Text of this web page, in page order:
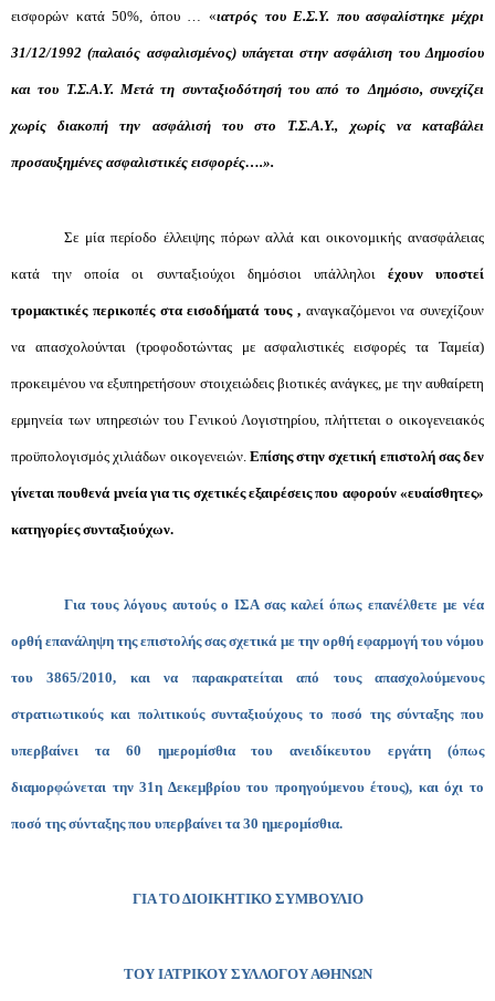
εισφορών κατά 50%, όπου … «ιατρός του Ε.Σ.Υ. που ασφαλίστηκε μέχρι
31/12/1992 (παλαιός ασφαλισμένος) υπάγεται στην ασφάλιση του Δημοσίου
και του Τ.Σ.Α.Υ. Μετά τη συνταξιοδότησή του από το Δημόσιο, συνεχίζει
χωρίς διακοπή την ασφάλισή του στο Τ.Σ.Α.Υ., χωρίς να καταβάλει
προσαυξημένες ασφαλιστικές εισφορές….».
Σε μία περίοδο έλλειψης πόρων αλλά και οικονομικής ανασφάλειας
κατά την οποία οι συνταξιούχοι δημόσιοι υπάλληλοι έχουν υποστεί
τρομακτικές περικοπές στα εισοδήματά τους ,αναγκαζόμενοι να συνεχίζουν
να απασχολούνται (τροφοδοτώντας με ασφαλιστικές εισφορές τα Ταμεία)
προκειμένου να εξυπηρετήσουν στοιχειώδεις βιοτικές ανάγκες, με την αυθαίρετη
ερμηνεία των υπηρεσιών του Γενικού Λογιστηρίου, πλήττεται ο οικογενειακός
προϋπολογισμός χιλιάδων οικογενειών. Επίσης στην σχετική επιστολή σας δεν
γίνεται πουθενά μνεία για τις σχετικές εξαιρέσεις που αφορούν «ευαίσθητες»
κατηγορίες συνταξιούχων.
Για τους λόγους αυτούς ο ΙΣΑσας καλεί όπως επανέλθετε με νέα
ορθή επανάληψη της επιστολής σας σχετικά με την ορθή εφαρμογή του νόμου
του 3865/2010, και να παρακρατείται από τους απασχολούμενους
στρατιωτικούς και πολιτικούς συνταξιούχους το ποσό της σύνταξης που
υπερβαίνει τα 60 ημερομίσθια του ανειδίκευτου εργάτη (όπως
διαμορφώνεται την 31η Δεκεμβρίου του προηγούμενου έτους), και όχι το
ποσό της σύνταξης που υπερβαίνει τα 30 ημερομίσθια.
ΓΙΑ ΤΟ ΔΙΟΙΚΗΤΙΚΟ ΣΥΜΒΟΥΛΙΟ
ΤΟΥ ΙΑΤΡΙΚΟΥ ΣΥΛΛΟΓΟΥ ΑΘΗΝΩΝ